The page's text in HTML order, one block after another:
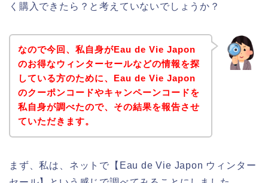
く購入できたら？と考えていないでしょうか？
なので今回、私自身がEau de Vie Japon
のお得なウィンターセールなどの情報を探
している方のために、Eau de Vie Japon
のクーポンコードやキャンペーンコードを
私自身が調べたので、その結果を報告させ
ていただきます。
まず、私は、ネットで【Eau de Vie Japon ウィンター